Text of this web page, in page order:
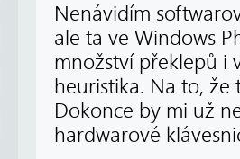
Nenávidím
ale ta ve Windows
množství překlepů i
heuristika. Na to, že
Dokonce by mi už
hardwarové